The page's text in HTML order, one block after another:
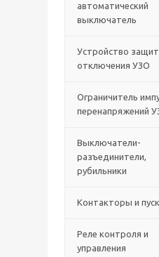
автоматический
выключатель
Устройство
отключения УЗО
Ограничитель
перенапряжений
Выключатели-
разъединители,
рубильники
Контакторы и
Реле контроля и
управления